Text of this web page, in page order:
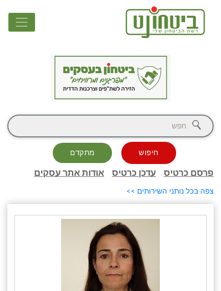
חיפוש מתקדם
פרסם כרטיס עדכן כרטיס אודות אתר עסקים
צפה בכל נותני השירותים >>